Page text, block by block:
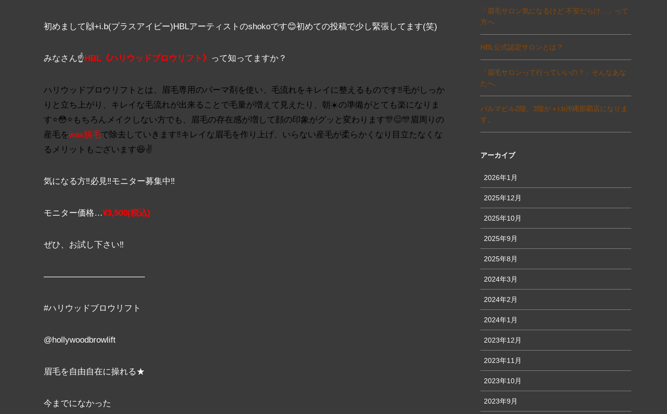
初めまして🙌+i.b(プラスアイビー)HBLアーティストのshokoです😊初めての投稿で少し緊張してます(笑)
みなさん☝HBL《ハリウッドブロウリフト》 って知ってますか？
ハリウッドブロウリフトとは、眉毛専用のパーマ剤を使い、毛流れをキレイに整えるものです‼️毛がしっか
りと立ち上がり、キレイな毛流れが出来ることで毛量が増えて見えたり、朝☀️の準備がとても楽になりま
す⭐️😳⭐️もちろんメイクしない方でも、眉毛の存在感が増して顔の印象がグッと変わります🎊😊🎊眉周りの
産毛をwax脱毛で除去していきます‼️キレイな眉毛を作り上げ、いらない産毛が柔らかくなり目立たなくな
るメリットもございます😆✌️
気になる方‼️必見‼️モニター募集中‼️
モニター価格…¥3,500(税込)
ぜひ、お試し下さい‼️
————————————
#ハリウッドブロウリフト
@hollywoodbrowlift
眉毛を自由自在に操れる★
今までになかった
「眉毛サロン気になるけど.不安だらけ…」って
方へ
HBL公式認定サロンとは？
「眉毛サロンって行っていいの？」そんなあな
たへ。
パルマビル2階、3階が＋i.b沖縄那覇店になりま
す。
アーカイブ
2026年1月
2025年12月
2025年10月
2025年9月
2025年8月
2024年3月
2024年2月
2024年1月
2023年12月
2023年11月
2023年10月
2023年9月